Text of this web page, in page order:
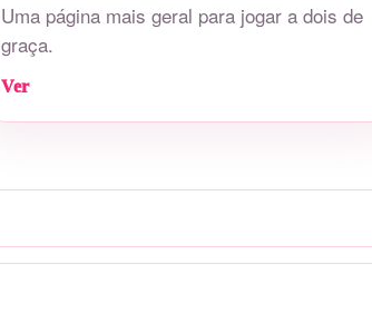
Uma página mais geral para jogar a dois de
graça.
Ver